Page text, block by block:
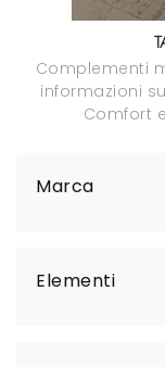
Marca
Elementi
Complementi
informazioni
Comfort